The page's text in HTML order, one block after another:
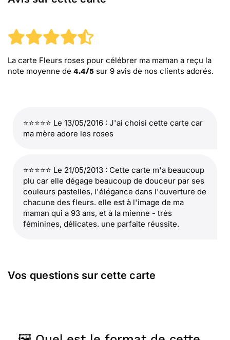
La carte Fleurs roses pour célébrer ma maman a reçu la
note moyenne de 4.4/5 sur 9 avis de nos clients adorés.
⭐⭐⭐⭐⭐ Le 13/05/2016 : J'ai choisi cette carte car
ma mère adore les roses
⭐⭐⭐⭐⭐ Le 21/05/2013 : Cette carte m'a beaucoup
plu car elle dégage beaucoup de douceur par ses
couleurs pastelles, l'élégance dans l'ouverture de
chacune des fleurs. elle est à l'image de ma
maman qui a 93 ans, et à la mienne - très
féminines, délicates. une parfaite réussite.
Vos questions sur cette carte